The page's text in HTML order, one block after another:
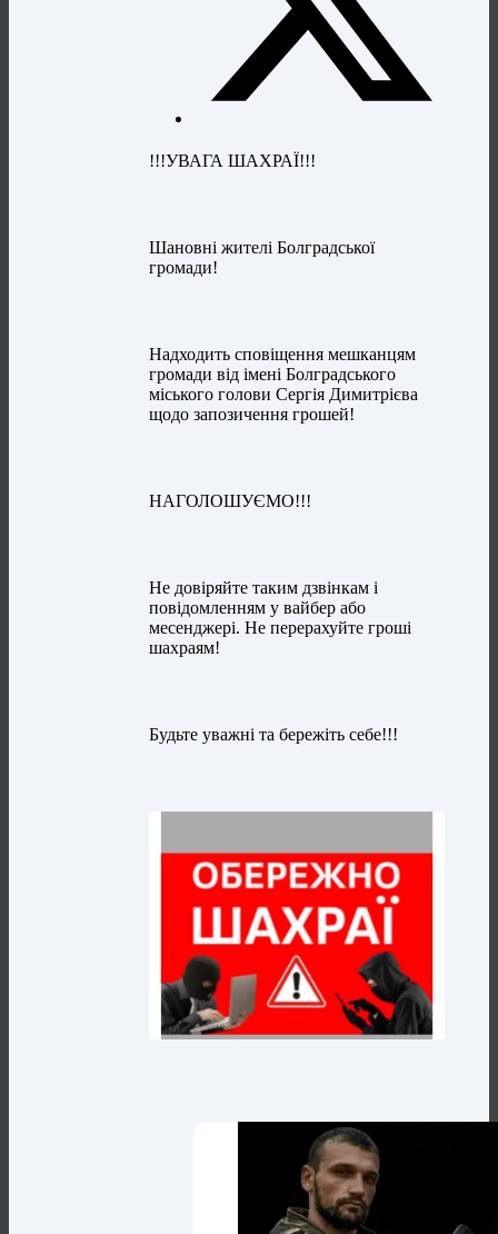
!!!УВАГА ШАХРАЇ!!!
Шановні жителі Болградської
громади!
Надходить сповіщення мешканцям
громади від імені Болградського
міського голови Сергія Димитрієва
щодо запозичення грошей!
НАГОЛОШУЄМО!!!
Не довіряйте таким дзвінкам і
повідомленням у вайбер або
месенджері. Не перерахуйте гроші
шахраям!
Будьте уважні та бережіть себе!!!